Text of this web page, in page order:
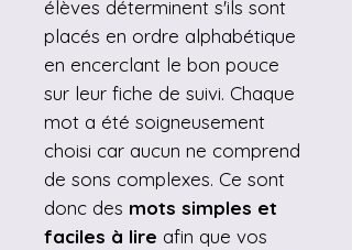
élèves déterminent s'ils sont
placés en ordre alphabétique
en encerclant le bon pouce
sur leur fiche de suivi. Chaque
mot a été soigneusement
choisi car aucun ne comprend
de sons complexes. Ce sont
donc des mots simples et
faciles à lire afin que vos